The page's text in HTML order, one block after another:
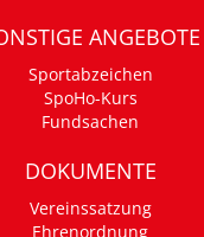
ANGEBOTE
Sportabzeichen
SpoHo-Kurs
Fundsachen
DOKUMENTE
Vereinssatzung
Ehrenordnung